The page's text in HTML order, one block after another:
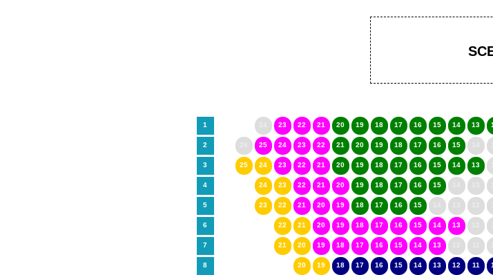
1 23 22 21 20 19 18 17 16 15 14 13
2 25 24 23 22 21 20 19 18 17 16 15
3 25 24 23 22 21 20 19 18 17 16 15 14 13
4 24 23 22 21 20 19 18 17 16 15
5 23 22 21 20 19 18 17 16 15
6 22 21 20 19 18 17 16 15 14 13
7 21 20 19 18 17 16 15 14 13
8 20 19 18 17 16 15 14 13 12 11